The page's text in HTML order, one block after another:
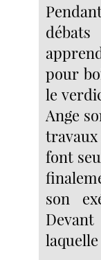
pour
le
Ange
font
son